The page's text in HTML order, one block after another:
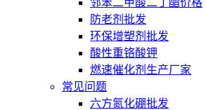
邻苯二甲酸二丁酯价格
防老剂批发
环保增塑剂批发
酸性重铬酸钾
燃速催化剂生产厂家
常见问题
六方氮化硼批发